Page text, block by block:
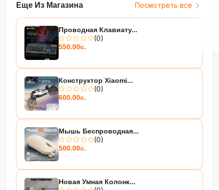
Еще Из Магазина Посмотреть все
Проводная Клавиату...
(0)
550.00с.
Конструктор Xiaomi...
(0)
600.00с.
Мышь Беспроводная...
(0)
500.00с.
Новая Умная Колонк...